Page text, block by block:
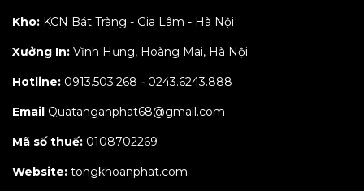
Kho: KCN Bát Tràng - Gia Lâm - Hà Nội
Xưởng In: Vĩnh Hưng, Hoàng Mai, Hà Nội
Hotline: 0913.503.268 - 0243.6243.888
Email Quatanganphat68@gmail.com
Mã số thuế: 0108702269
Website: tongkhoanphat.com